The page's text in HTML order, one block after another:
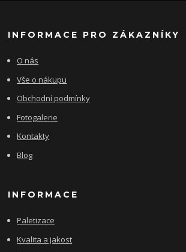
INFORMACE PRO ZÁKAZNÍKY
O nás
Vše o nákupu
Obchodní podmínky
Fotogalerie
Kontakty
Blog
INFORMACE
Paletizace
Kvalita a jakost